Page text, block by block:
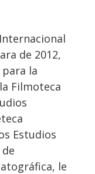
de 2012,
para la
Filmoteca
Estudios
le